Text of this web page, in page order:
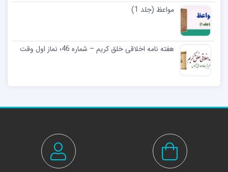
مواعظ (جلد 1)
هفته نامه اخلاقی خلق کریم – شماره 46؛ نماز اول وقت